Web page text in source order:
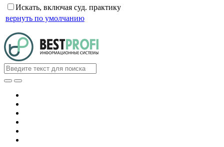
Искать, включая суд. практику
вернуть по умолчанию